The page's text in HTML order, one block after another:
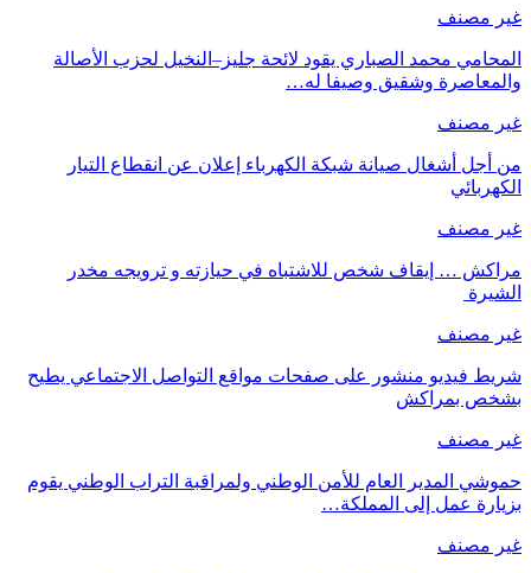
غير مصنف
المحامي محمد الصباري يقود لائحة جليز–النخيل لحزب الأصالة
والمعاصرة وشقيق وصيفا له…
غير مصنف
من أجل أشغال صيانة شبكة الكهرباء إعلان عن انقطاع التيار
الكهربائي
غير مصنف
مراكش … إيقاف شخص للاشتباه في حيازته و ترويجه مخدر
الشيرة
غير مصنف
شريط فيديو منشور على صفحات مواقع التواصل الاجتماعي يطيح
بشخص بمراكش
غير مصنف
حموشي المدير العام للأمن الوطني ولمراقبة التراب الوطني يقوم
بزيارة عمل إلى المملكة…
غير مصنف